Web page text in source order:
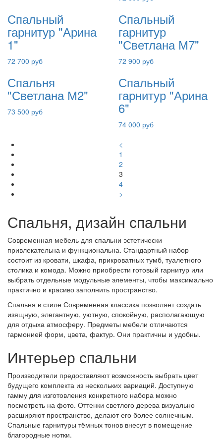
Спальный
гарнитур "Арина
1"
72 700 руб
Спальный
гарнитур
"Светлана М7"
72 900 руб
Спальня
"Светлана М2"
73 500 руб
Спальный
гарнитур "Арина
6"
74 000 руб
<
1
2
3
4
>
Спальня, дизайн спальни
Современная мебель для спальни эстетически
привлекательна и функциональна. Стандартный набор
состоит из кровати, шкафа, прикроватных тумб, туалетного
столика и комода. Можно приобрести готовый гарнитур или
выбрать отдельные модульные элементы, чтобы максимально
практично и красиво заполнить пространство.
Спальня в стиле Современная классика позволяет создать
изящную, элегантную, уютную, спокойную, располагающую
для отдыха атмосферу. Предметы мебели отличаются
гармонией форм, цвета, фактур. Они практичны и удобны.
Интерьер спальни
Производители предоставляют возможность выбрать цвет
будущего комплекта из нескольких вариаций. Доступную
гамму для изготовления конкретного набора можно
посмотреть на фото. Оттенки светлого дерева визуально
расширяют пространство, делают его более солнечным.
Спальные гарнитуры тёмных тонов внесут в помещение
благородные нотки.